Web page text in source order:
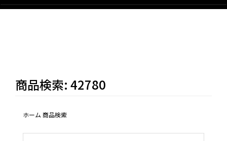
商品検索: 42780
ホーム 商品検索